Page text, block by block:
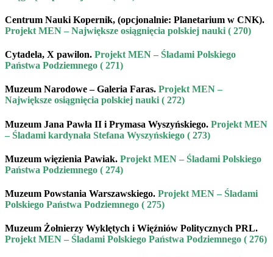
Centrum Nauki Kopernik, (opcjonalnie: Planetarium w CNK).
Projekt MEN – Największe osiągnięcia polskiej nauki ( 270)
Cytadela, X pawilon. Projekt MEN – Śladami Polskiego
Państwa Podziemnego ( 271)
Muzeum Narodowe – Galeria Faras. Projekt MEN –
Największe osiągnięcia polskiej nauki ( 272)
Muzeum Jana Pawła II i Prymasa Wyszyńskiego. Projekt MEN
– Śladami kardynała Stefana Wyszyńskiego ( 273)
Muzeum więzienia Pawiak. Projekt MEN – Śladami Polskiego
Państwa Podziemnego ( 274)
Muzeum Powstania Warszawskiego. Projekt MEN – Śladami
Polskiego Państwa Podziemnego ( 275)
Muzeum Żołnierzy Wyklętych i Więźniów Politycznych PRL.
Projekt MEN – Śladami Polskiego Państwa Podziemnego ( 276)